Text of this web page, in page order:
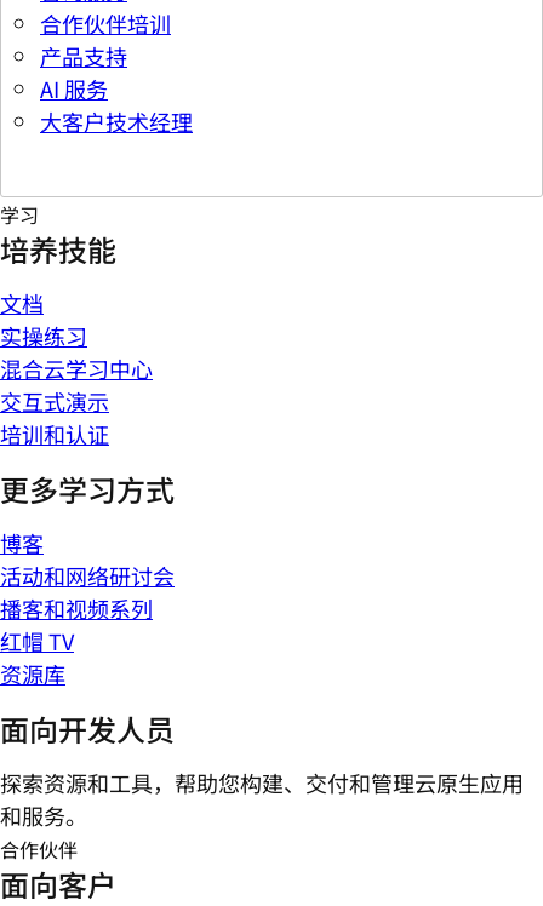
合作伙伴培训
产品支持
AI 服务
大客户技术经理
学习
培养技能
文档
实操练习
混合云学习中心
交互式演示
培训和认证
更多学习方式
博客
活动和网络研讨会
播客和视频系列
红帽 TV
资源库
面向开发人员
探索资源和工具，帮助您构建、交付和管理云原生应用
和服务。
合作伙伴
面向客户